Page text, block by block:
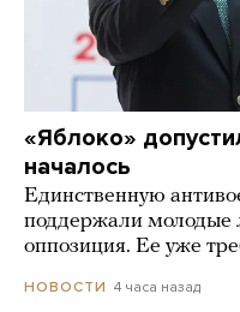
«Яблоко»
началось
Единственную
поддержали молодые
оппозиция. Ее уже
НОВОСТИ 4 часа назад